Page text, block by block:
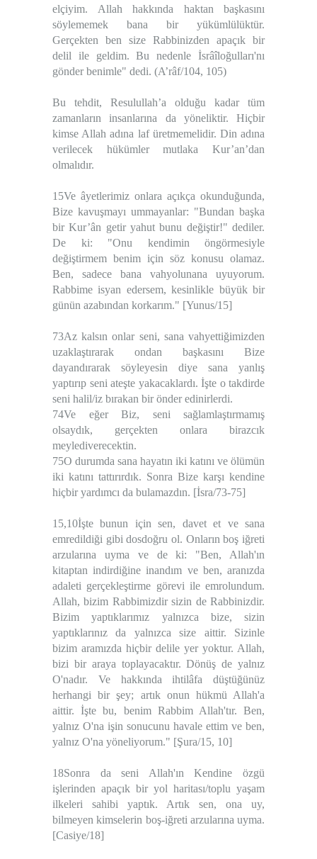
elçiyim. Allah hakkında haktan başkasını
söylememek bana bir yükümlülüktür.
Gerçekten ben size Rabbinizden apaçık bir
delil ile geldim. Bu nedenle İsrâîloğulları'nı
gönder benimle" dedi. (A’râf/104, 105)
Bu tehdit, Resulullah’a olduğu kadar tüm
zamanların insanlarına da yöneliktir. Hiçbir
kimse Allah adına laf üretmemelidir. Din adına
verilecek hükümler mutlaka Kur’an’dan
olmalıdır.
15Ve âyetlerimiz onlara açıkça okunduğunda,
Bize kavuşmayı ummayanlar: "Bundan başka
bir Kur’ân getir yahut bunu değiştir!" dediler.
De ki: "Onu kendimin öngörmesiyle
değiştirmem benim için söz konusu olamaz.
Ben, sadece bana vahyolunana uyuyorum.
Rabbime isyan edersem, kesinlikle büyük bir
günün azabından korkarım." [Yunus/15]
73Az kalsın onlar seni, sana vahyettiğimizden
uzaklaştırarak ondan başkasını Bize
dayandırarak söyleyesin diye sana yanlış
yaptırıp seni ateşte yakacaklardı. İşte o takdirde
seni halil/iz bırakan bir önder edinirlerdi.
74Ve eğer Biz, seni sağlamlaştırmamış
olsaydık, gerçekten onlara birazcık
meylediverecektin.
75O durumda sana hayatın iki katını ve ölümün
iki katını tattırırdık. Sonra Bize karşı kendine
hiçbir yardımcı da bulamazdın. [İsra/73-75]
15,10İşte bunun için sen, davet et ve sana
emredildiği gibi dosdoğru ol. Onların boş iğreti
arzularına uyma ve de ki: "Ben, Allah'ın
kitaptan indirdiğine inandım ve ben, aranızda
adaleti gerçekleştirme görevi ile emrolundum.
Allah, bizim Rabbimizdir sizin de Rabbinizdir.
Bizim yaptıklarımız yalnızca bize, sizin
yaptıklarınız da yalnızca size aittir. Sizinle
bizim aramızda hiçbir delile yer yoktur. Allah,
bizi bir araya toplayacaktır. Dönüş de yalnız
O'nadır. Ve hakkında ihtilâfa düştüğünüz
herhangi bir şey; artık onun hükmü Allah'a
aittir. İşte bu, benim Rabbim Allah'tır. Ben,
yalnız O'na işin sonucunu havale ettim ve ben,
yalnız O'na yöneliyorum." [Şura/15, 10]
18Sonra da seni Allah'ın Kendine özgü
işlerinden apaçık bir yol haritası/toplu yaşam
ilkeleri sahibi yaptık. Artık sen, ona uy,
bilmeyen kimselerin boş-iğreti arzularına uyma.
[Casiye/18]